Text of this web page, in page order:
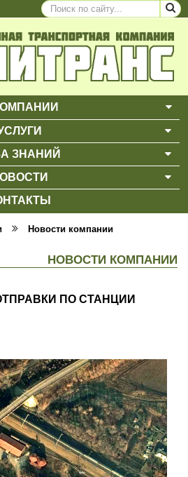
ЗНАНИЙ
Новости компании
НОВОСТИ КОМПАНИИ
ПО СТАНЦИИ